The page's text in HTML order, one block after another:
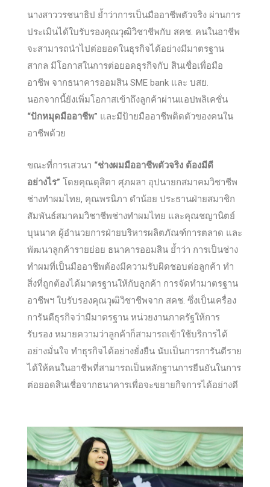
นางสาววรชนาธิป ย้ำว่าการเป็นมืออาชีพตัวจริง ผ่านการ
ประเมินได้ใบรับรองคุณวุฒิวิชาชีพกับ สคช. คนในอาชีพ
จะสามารถนำไปต่อยอดในธุรกิจได้อย่างมีมาตรฐาน
สากล มีโอกาสในการต่อยอดธุรกิจกับ สินเชื่อเพื่อมือ
อาชีพ จากธนาคารออมสิน SME bank และ บสย.
นอกจากนี้ยังเพิ่มโอกาสเข้าถึงลูกค้าผ่านแอปพลิเคชั่น
“ปักหมุดมืออาชีพ” และมีป้ายมืออาชีพติดตัวของคนใน
อาชีพด้วย
ขณะที่การเสวนา “ช่างผมมืออาชีพตัวจริง ต้องมีดี
อย่างไร” โดยคุณดุสิตา ศุภผลา อุปนายกสมาคมวิชาชีพ
ช่างทำผมไทย, คุณพรนิภา ดำน้อย ประธานฝ่ายสมาชิก
สัมพันธ์สมาคมวิชาชีพช่างทำผมไทย และคุณชญานิตย์
บุนนาค ผู้อำนวยการฝ่ายบริหารผลิตภัณฑ์การตลาด และ
พัฒนาลูกค้ารายย่อย ธนาคารออมสิน ย้ำว่า การเป็นช่าง
ทำผมที่เป็นมืออาชีพต้องมีความรับผิดชอบต่อลูกค้า ทำ
สิ่งที่ถูกต้องได้มาตรฐานให้กับลูกค้า การจัดทำมาตรฐาน
อาชีพฯ ใบรับรองคุณวุฒิวิชาชีพจาก สคช. ซึ่งเป็นเครื่อง
การันตีธุรกิจว่ามีมาตรฐาน หน่วยงานภาครัฐให้การ
รับรอง หมายความว่าลูกค้าก็สามารถเข้าใช้บริการได้
อย่างมั่นใจ ทำธุรกิจได้อย่างยั่งยืน นับเป็นการการันตีราย
ได้ให้คนในอาชีพที่สามารถเป็นหลักฐานการยืนยันในการ
ต่อยอดสินเชื่อจากธนาคารเพื่อจะขยายกิจการได้อย่างดี